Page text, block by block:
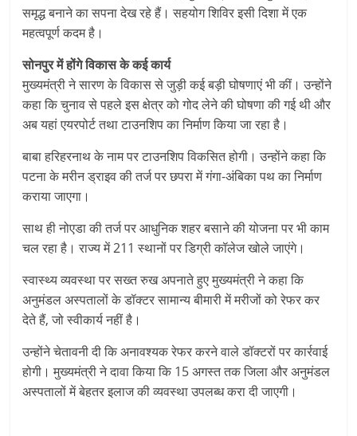
समृद्ध बनाने का सपना देख रहे हैं। सहयोग शिविर इसी दिशा में एक
महत्वपूर्ण कदम है।
सोनपुर में होंगे विकास के कई कार्य
मुख्यमंत्री ने सारण के विकास से जुड़ी कई बड़ी घोषणाएं भी कीं। उन्होंने
कहा कि चुनाव से पहले इस क्षेत्र को गोद लेने की घोषणा की गई थी और
अब यहां एयरपोर्ट तथा टाउनशिप का निर्माण किया जा रहा है।
बाबा हरिहरनाथ के नाम पर टाउनशिप विकसित होगी। उन्होंने कहा कि
पटना के मरीन ड्राइव की तर्ज पर छपरा में गंगा-अंबिका पथ का निर्माण
कराया जाएगा।
साथ ही नोएडा की तर्ज पर आधुनिक शहर बसाने की योजना पर भी काम
चल रहा है। राज्य में 211 स्थानों पर डिग्री कॉलेज खोले जाएंगे।
स्वास्थ्य व्यवस्था पर सख्त रुख अपनाते हुए मुख्यमंत्री ने कहा कि
अनुमंडल अस्पतालों के डॉक्टर सामान्य बीमारी में मरीजों को रेफर कर
देते हैं, जो स्वीकार्य नहीं है।
उन्होंने चेतावनी दी कि अनावश्यक रेफर करने वाले डॉक्टरों पर कार्रवाई
होगी। मुख्यमंत्री ने दावा किया कि 15 अगस्त तक जिला और अनुमंडल
अस्पतालों में बेहतर इलाज की व्यवस्था उपलब्ध करा दी जाएगी।